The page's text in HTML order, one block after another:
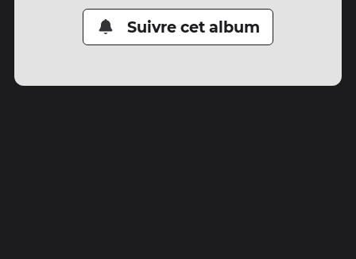
Suivre cet album